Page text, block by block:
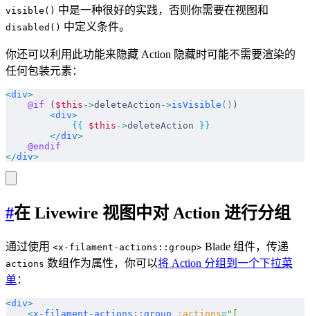
visible() 中是一种很好的实践，否则你需要在视图和
disabled() 中定义条件。
你还可以利用此功能来隐藏 Action 隐藏时可能不需要渲染的
任何包装元素：
<div>
    @if
( $this ->deleteAction ->isVisible () )
        <
div>
            {{
$this ->deleteAction
}}
        </
div>
    @endif
</div>
#在 Livewire 视图中对 Action 进行分组
通过使用 <x-filament-actions::group> Blade 组件，传递
actions 数组作为属性，你可以将 Action 分组到一个下拉菜
单：
<div>
    <
x-filament-actions::group :actions="[